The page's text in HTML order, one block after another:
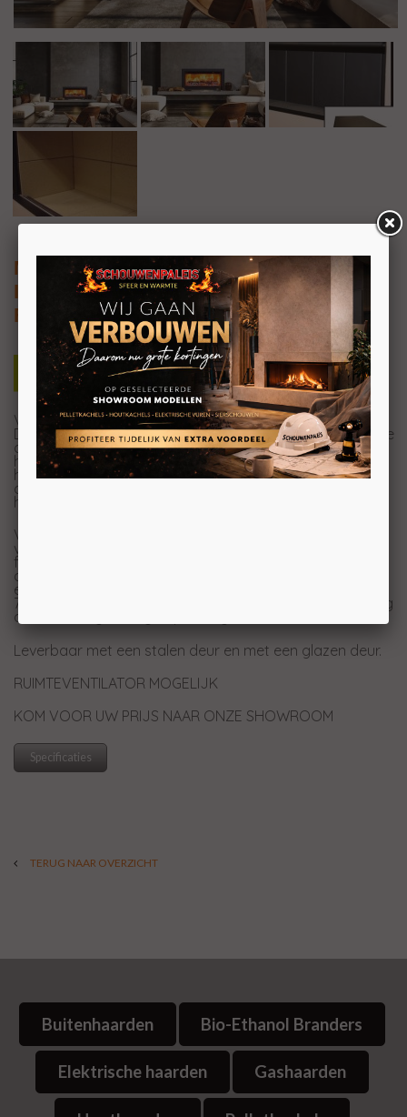
M-DESIGN Venus V23 1000 Houthaard
Inbouw houthaard met draaideur
Frontmodel
Verhoog de gezelligheid in uw huis met de Venus 1000.
Deze horizontale houthaard voegt niet alleen een vleugje
design toe aan uw interieur, maar zorgt ook voor
heerlijke warmte tijdens uw gezellige avonden thuis. Als
het grootste model in zijn serie kan
deze inzethaard eenvoudig worden ingebouwd in uw
haardwand.
Voor een optimale warmteverspreiding kunt u kiezen
voor een optionele ventilator. De draaideur met metalen
frame of gescreende (zwarte glanzende rand) glazen
deur maakt het onderhoud eenvoudig en snel. Met
een vermogen van 7 tot 16 kW en een rendement van
79,20% biedt de Venus 1000 zowel efficiënte verwarming
als een energiezuinige oplossing.
Leverbaar met een stalen deur en met een glazen deur.
RUIMTEVENTILATOR MOGELIJK
KOM VOOR UW PRIJS NAAR ONZE SHOWROOM
Specificaties
TERUG NAAR OVERZICHT
Buitenhaarden Bio-Ethanol Branders
Elektrische haarden Gashaarden